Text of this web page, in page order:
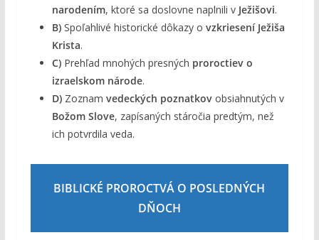
narodením, ktoré sa doslovne naplnili v Ježišovi.
B)Spoľahlivé historické dôkazy o vzkriesení Ježiša
Krista.
C)Prehľad mnohých presných proroctiev o
izraelskom národe.
D)Zoznam vedeckých poznatkovobsiahnutých v
Božom Slove, zapísaných stáročia predtým, než
ich potvrdila veda.
BIBLICKÉ PROROCTVÁ O POSLEDNÝCH
DŇOCH